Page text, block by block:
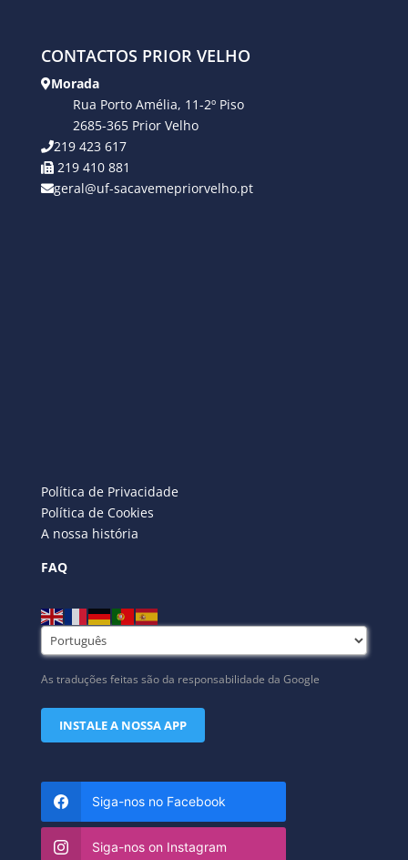
CONTACTOS PRIOR VELHO
Morada
Rua Porto Amélia, 11-2º Piso
2685-365 Prior Velho
219 423 617
219 410 881
geral@uf-sacavemepriorvelho.pt
Política de Privacidade
Política de Cookies
A nossa história
FAQ
As traduções feitas são da responsabilidade da Google
INSTALE A NOSSA APP
Siga-nos no Facebook
Siga-nos on Instagram